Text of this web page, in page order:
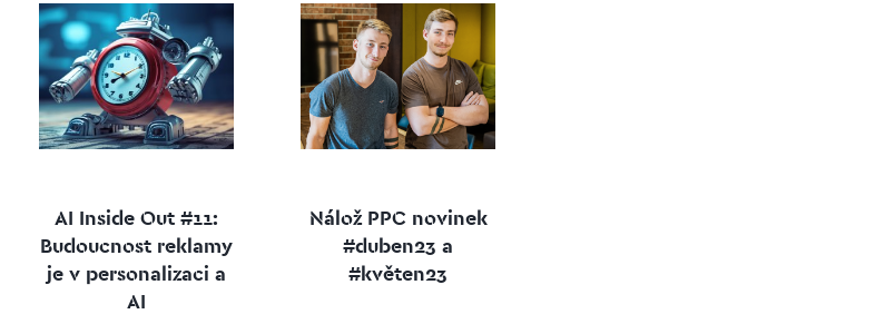
AI Inside Out #11:
Budoucnost reklamy
je v personalizaci a
AI
Nálož PPC novinek
#duben23 a
#květen23